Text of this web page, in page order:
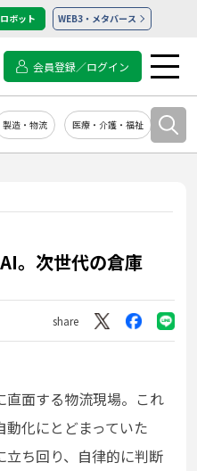
ロボット WEB3・メタバース
会員登録／ログイン
製造・物流 医療・介護・福祉 シス
。次世代の倉庫
share
直面する物流現場。これ
化にとどまっていた
ち回り、自律的に判断